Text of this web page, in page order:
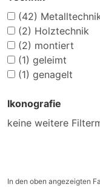
(42)
(2) Holztechnik
(2) montiert
(1) geleimt
(1) genagelt
Ikonografie
keine weitere
In den oben angezeigten